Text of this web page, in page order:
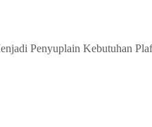
Penyuplain Kebutuhan